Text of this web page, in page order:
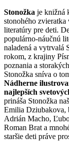
Stonožka je knižná
stonohého
literatúry pre deti.
populárno-náučnú
naladená a vytrvalá
rokom, z krajiny
poznania a
Stonožka sníva o
Nádherne
najlepších
prináša Stonožka
Emilia Dziubakova,
Adrián Macho,
Roman Brat a
staršie deti práve